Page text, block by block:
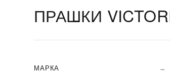
ПРАШКИ
МАРКА